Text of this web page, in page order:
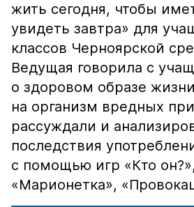
жить сегодня, чтобы
увидеть завтра» для
классов Черноярской
Ведущая говорила с
о здоровом образе
на организм вредных
рассуждали и
последствия
с помощью игр «Кто
«Марионетка»,